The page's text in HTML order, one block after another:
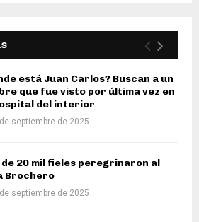
está Juan Carlos? Buscan a un
que fue visto por última vez en
del interior
septiembre de 2025
de 20 mil fieles peregrinaron al
Brochero
septiembre de 2025